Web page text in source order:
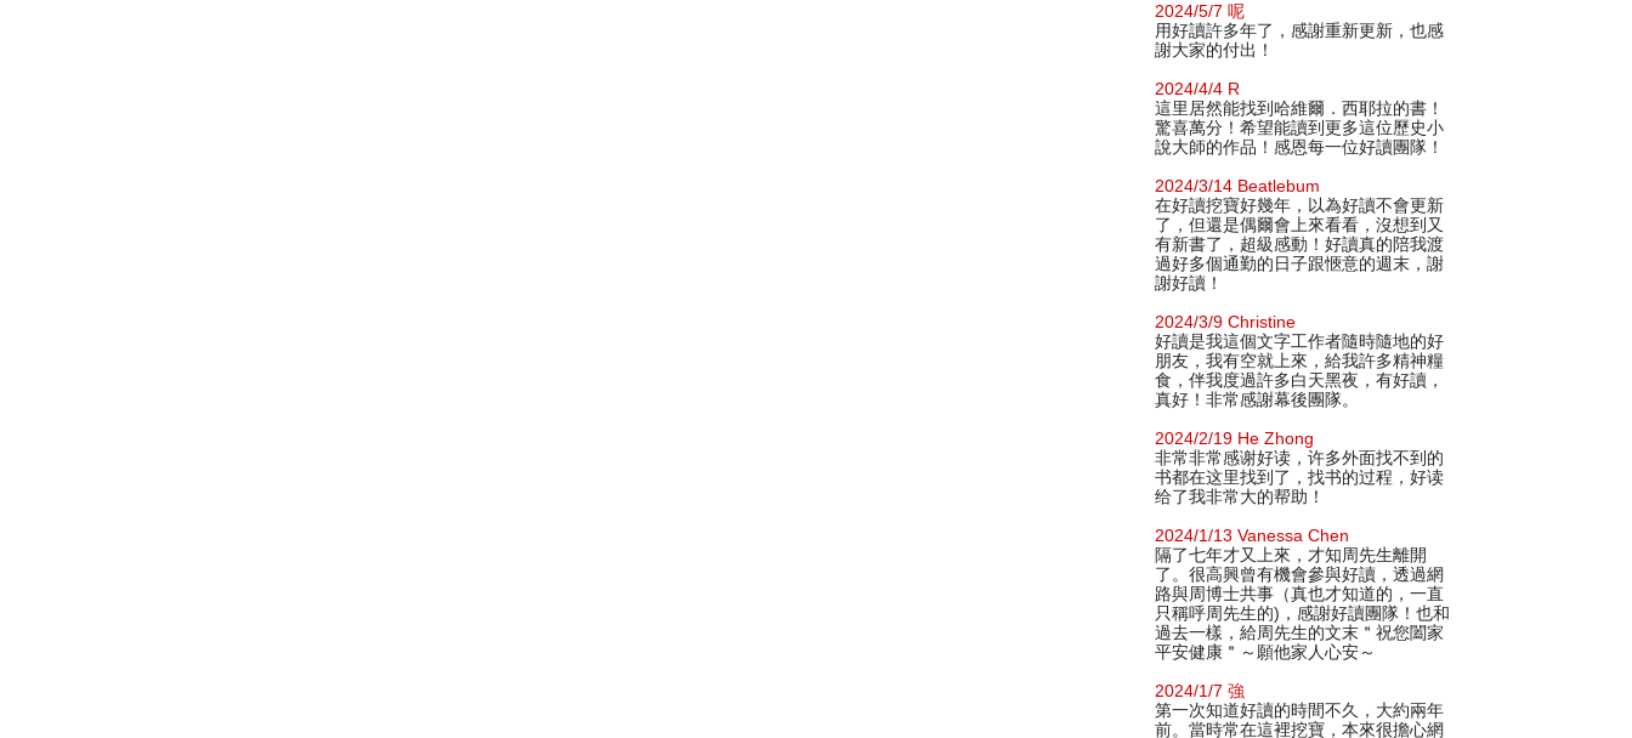
2024/5/7 呢
用好讀許多年了，感謝重新更新，也感
謝大家的付出！
2024/4/4 R
這里居然能找到哈維爾．西耶拉的書！
驚喜萬分！希望能讀到更多這位歷史小
說大師的作品！感恩每一位好讀團隊！
2024/3/14 Beatlebum
在好讀挖寶好幾年，以為好讀不會更新
了，但還是偶爾會上來看看，沒想到又
有新書了，超級感動！好讀真的陪我渡
過好多個通勤的日子跟愜意的週末，謝
謝好讀！
2024/3/9 Christine
好讀是我這個文字工作者隨時隨地的好
朋友，我有空就上來，給我許多精神糧
食，伴我度過許多白天黑夜，有好讀，
真好！非常感謝幕後團隊。
2024/2/19 He Zhong
非常非常感谢好读，许多外面找不到的
书都在这里找到了，找书的过程，好读
给了我非常大的帮助！
2024/1/13 Vanessa Chen
隔了七年才又上來，才知周先生離開
了。很高興曾有機會參與好讀，透過網
路與周博士共事（真也才知道的，一直
只稱呼周先生的)，感謝好讀團隊！也和
過去一樣，給周先生的文末＂祝您闔家
平安健康＂～願他家人心安～
2024/1/7 強
第一次知道好讀的時間不久，大約兩年
前。當時常在這裡挖寶，本來很擔心網